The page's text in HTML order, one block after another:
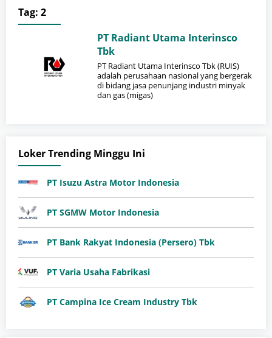
Tag: 2
PT Radiant Utama Interinsco
Tbk
PT Radiant Utama Interinsco Tbk (RUIS)
adalah perusahaan nasional yang bergerak
di bidang jasa penunjang industri minyak
dan gas (migas)
Loker Trending Minggu Ini
PT Isuzu Astra Motor Indonesia
PT SGMW Motor Indonesia
PT Bank Rakyat Indonesia (Persero) Tbk
PT Varia Usaha Fabrikasi
PT Campina Ice Cream Industry Tbk